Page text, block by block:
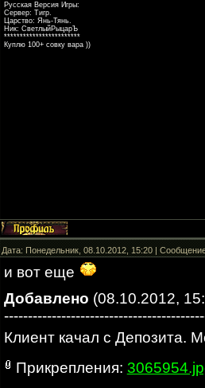
Русская Версия Игры:
Сервер: Тигр.
Царство: Янь-Тянь.
Ник: СветлыйРыцарЪ
************************
Куплю 100+ совку вара ))
Дата: Понедельник, 08.10.2012, 15:20 |
и вот еще
Добавлено (08.10.2012,
Клиент качал с Депозита.
Прикрепления: